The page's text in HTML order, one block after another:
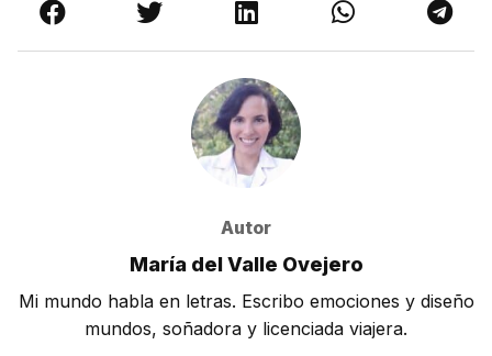
Autor
María del Valle Ovejero
Mi mundo habla en letras. Escribo emociones y diseño
mundos, soñadora y licenciada viajera.